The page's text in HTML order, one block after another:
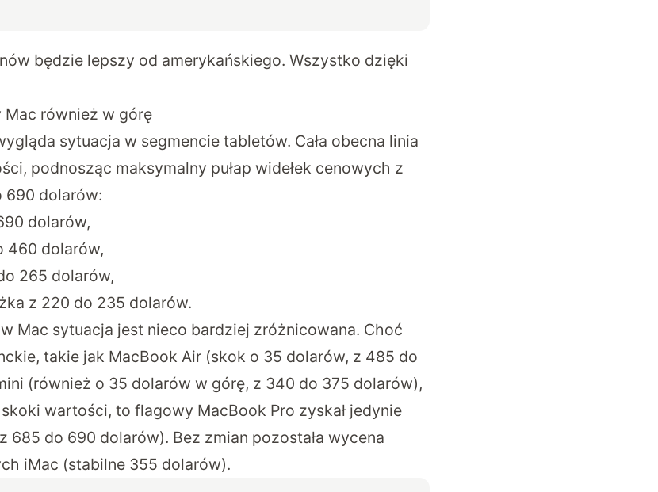
będzie lepszy od amerykańskiego. Wszystko dzięki
również w górę
sytuacja w segmencie tabletów. Cała obecna linia
podnosząc maksymalny pułap widełek cenowych z
690 dolarów:
dolarów,
460 dolarów,
265 dolarów,
z 220 do 235 dolarów.
Mac sytuacja jest nieco bardziej zróżnicowana. Choć
takie jak MacBook Air (skok o 35 dolarów, z 485 do
(również o 35 dolarów w górę, z 340 do 375 dolarów),
wartości, to flagowy MacBook Pro zyskał jedynie
685 do 690 dolarów). Bez zmian pozostała wycena
iMac (stabilne 355 dolarów).